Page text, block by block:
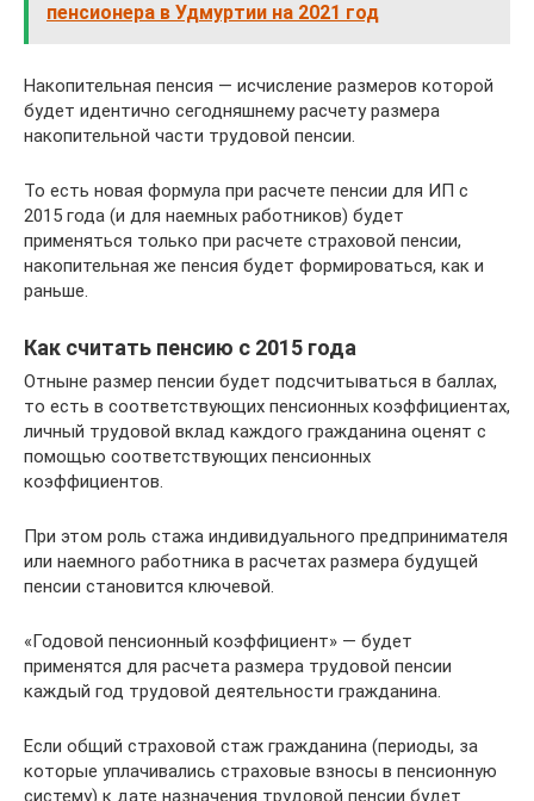
пенсионера в Удмуртии на 2021 год
Накопительная пенсия — исчисление размеров которой
будет идентично сегодняшнему расчету размера
накопительной части трудовой пенсии.
То есть новая формула при расчете пенсии для ИП с
2015 года (и для наемных работников) будет
применяться только при расчете страховой пенсии,
накопительная же пенсия будет формироваться, как и
раньше.
Как считать пенсию с 2015 года
Отныне размер пенсии будет подсчитываться в баллах,
то есть в соответствующих пенсионных коэффициентах,
личный трудовой вклад каждого гражданина оценят с
помощью соответствующих пенсионных
коэффициентов.
При этом роль стажа индивидуального предпринимателя
или наемного работника в расчетах размера будущей
пенсии становится ключевой.
«Годовой пенсионный коэффициент» — будет
применятся для расчета размера трудовой пенсии
каждый год трудовой деятельности гражданина.
Если общий страховой стаж гражданина (периоды, за
которые уплачивались страховые взносы в пенсионную
систему) к дате назначения трудовой пенсии будет